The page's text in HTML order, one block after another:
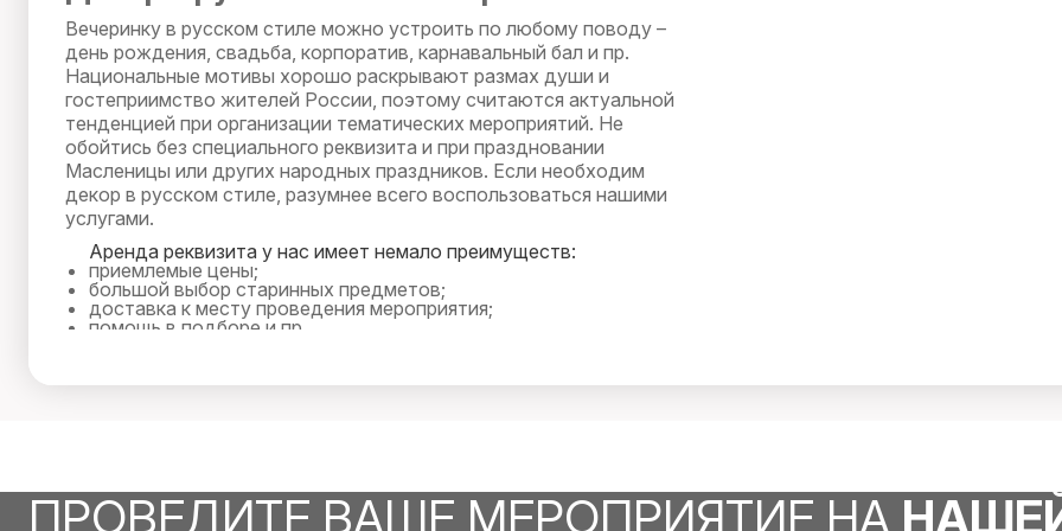
Вечеринку в русском стиле можно устроить по любому поводу –
день рождения, свадьба, корпоратив, карнавальный бал и пр.
Национальные мотивы хорошо раскрывают размах души и
гостеприимство жителей России, поэтому считаются актуальной
тенденцией при организации тематических мероприятий. Не
обойтись без специального реквизита и при праздновании
Масленицы или других народных праздников. Если необходим
декор в русском стиле, разумнее всего воспользоваться нашими
услугами.
Аренда реквизита у нас имеет немало преимуществ:
приемлемые цены;
большой выбор старинных предметов;
доставка к месту проведения мероприятия;
помощь в подборе и пр.
а также декорации для создания необходимой тематической
отдельно в каждом случае.
ПРОВЕДИТЕ ВАШЕ МЕРОПРИЯТИЕ НА